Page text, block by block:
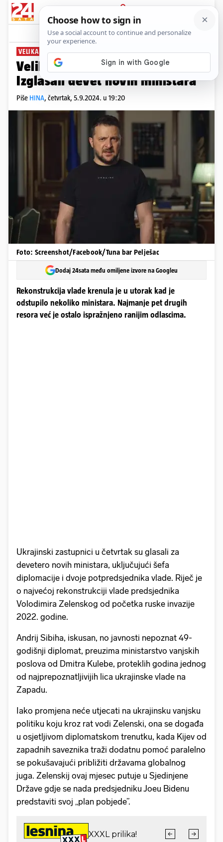
PRIJAVA
News Komentari
VELIKA REKONSTRUKCIJA
Velika rošada ukrajinske vlade:
Izglasali devet novih ministara
Piše HINA, četvrtak, 5.9.2024. u 19:20
Foto: Screenshot/Facebook/Tuna bar Pelješac
Dodaj 24sata među omiljene izvore na Googleu
Rekonstrukcija vlade krenula je u utorak kad je
odstupilo nekoliko ministara. Najmanje pet drugih
resora već je ostalo ispražnjeno ranijim odlascima.
Ukrajinski zastupnici u četvrtak su glasali za
devetero novih ministara, uključujući šefa
diplomacije i dvoje potpredsjednika vlade. Riječ je
o najvećoj rekonstrukciji vlade predsjednika
Volodimira Zelenskog od početka ruske invazije
2022. godine.
Andrij Sibiha, iskusan, no javnosti nepoznat 49-
godišnji diplomat, preuzima ministarstvo vanjskih
poslova od Dmitra Kulebe, proteklih godina jednog
od najprepoznatljivijih lica ukrajinske vlade na
Zapadu.
Iako promjena neće utjecati na ukrajinsku vanjsku
politiku koju kroz rat vodi Zelenski, ona se događa
u osjetljivom diplomatskom trenutku, kada Kijev od
zapadnih saveznika traži dodatnu pomoć paralelno
se pokušavajući približiti državama globalnog
juga. Zelenskij ovaj mjesec putuje u Sjedinjene
Države gdje se nada predsjedniku Joeu Bidenu
predstaviti svoj „plan pobjede”.